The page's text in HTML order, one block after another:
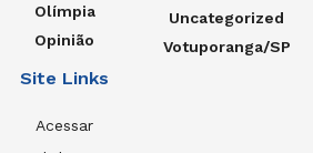
Olímpia
Opinião
Uncategorized
Votuporanga/SP
Site Links
Acessar